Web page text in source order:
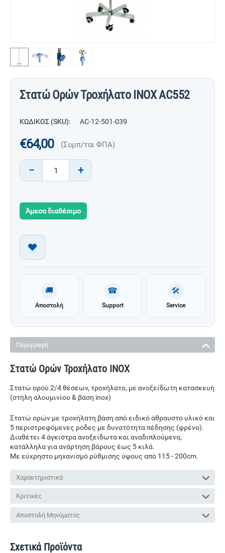
Στατώ Ορών Τροχήλατο INOX AC552
ΚΩΔΙΚΟΣ (SKU): AC-12-501-039
€64,00 (Συμπ/ται ΦΠΑ)
+
−
Άμεσα διαθέσιμο
🚚
Αποστολή
☎
Support
🛠
Service
Περιγραφή
Στατώ Ορών Τροχήλατο INOX
Στατώ ορού 2/4 θέσεων, τροχήλατο, με ανοξείδωτη κατασκευή
(στήλη αλουμινίου & βάση inox)
Στατώ ορών με τροχήλατη βάση από ειδικό άθραυστο υλικό και
5 περιστρεφόμενες ρόδες με δυνατότητα πέδησης (φρένο).
Διαθέτει 4 άγκιστρα ανοξείδωτα και αναδιπλούμενα,
κατάλληλα για ανάρτηση βάρους έως 5 κιλά.
Με εύχρηστο μηχανισμό ρύθμισης ύψους από 115 - 200cm.
Χαρακτηριστικά
Κριτικές
Αποστολή Μηνύματος
Σχετικά Προϊόντα